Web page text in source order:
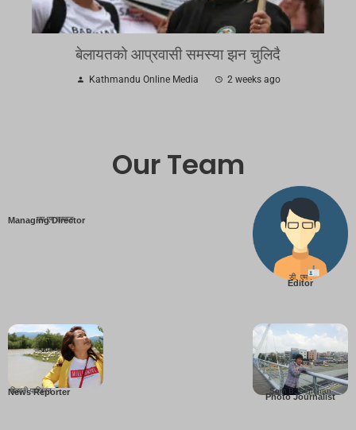
बेलायतको आप्रवासी समस्या झन चुलिदै
Kathmandu Online Media 2 weeks ago
Our Team
Managing Director
एम एम तामाङ
Editor
डी. एम .
News Reporter
बिहानी पाख्रिन
Photo Journalist
Som B. Lopchan